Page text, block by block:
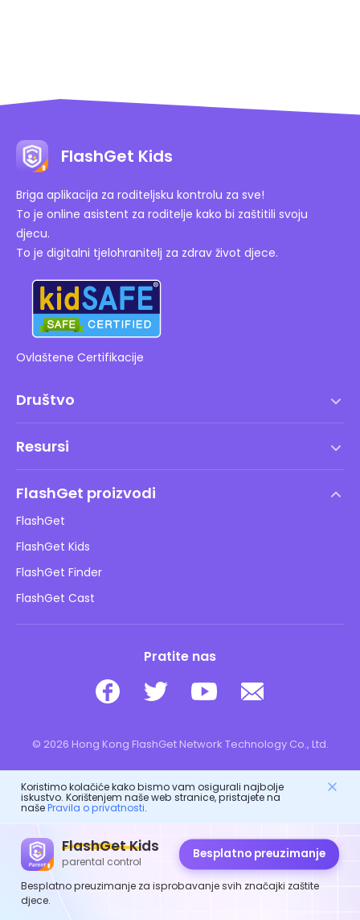
FlashGet Kids
parental control
Besplatno preuzimanje
Besplatno preuzimanje za isprobavanje svih značajki zaštite
djece.
FlashGet Kids
Briga aplikacija za roditeljsku kontrolu za sve!
To je online asistent za roditelje kako bi zaštitili svoju
djecu.
To je digitalni tjelohranitelj za zdrav život djece.
Ovlaštene Certifikacije
Društvo
DMCA politika
Pravila o privatnosti
Pravila oglašavanja
Ne prodajte moje informacije
Resursi
Sigurnost djece online
Preuzimanje
FlashGet proizvodi
FlashGet
FlashGet Kids
FlashGet Finder
FlashGet Cast
Pratite nas
© 2026 Hong Kong FlashGet Network Technology Co., Ltd.
Koristimo kolačiće kako bismo vam osigurali najbolje
iskustvo. Korištenjem naše web stranice, pristajete na
našePravila o privatnosti.